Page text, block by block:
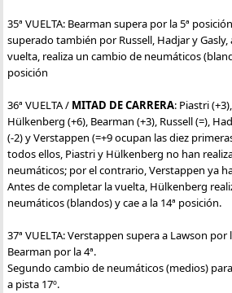
35ª VUELTA: Bearman supera por la 5ª
superado también por Russell, Hadjar y
vuelta, realiza un cambio de neumáticos
posición
36ª VUELTA / MITAD DE CARRERA: Piastri (+3),
Hülkenberg (+6), Bearman (+3), Russell (=),
(-2) y Verstappen (=+9 ocupan las diez
todos ellos, Piastri y Hülkenberg no han
neumáticos; por el contrario, Verstappen ya
Antes de completar la vuelta, Hülkenberg
neumáticos (blandos) y cae a la 14ª posición.
37ª VUELTA: Verstappen supera a Lawson por
Bearman por la 4ª.
Segundo cambio de neumáticos (medios)
a pista 17º.